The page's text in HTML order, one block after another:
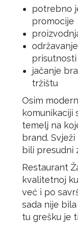
potrebno
promocije
jačanje
tržištu
Osim
komunikaciji
temelj na
brand.
bili presudni
Restaurant
kvalitetnoj
već i po
sada nije
tu grešku je